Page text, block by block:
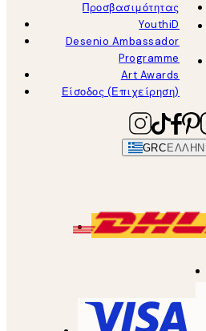
Προσβασιμότητας
YouthiD
Desenio Ambassador
Programme
Art Awards
Είσοδος (Επιχείρηση)
GRC